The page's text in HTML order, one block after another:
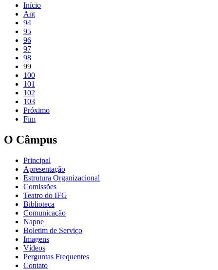
Início
Ant
94
95
96
97
98
99
100
101
102
103
Próximo
Fim
O Câmpus
Principal
Apresentação
Estrutura Organizacional
Comissões
Teatro do IFG
Biblioteca
Comunicação
Napne
Boletim de Serviço
Imagens
Vídeos
Perguntas Frequentes
Contato